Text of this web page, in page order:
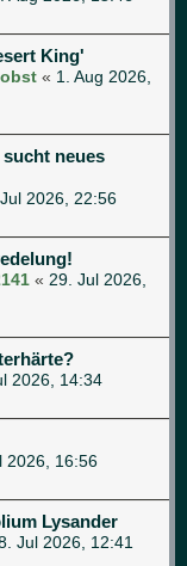
King'
« 1. Aug 2026,
neues
2026, 22:56
« 29. Jul 2026,
2026, 14:34
2026, 16:56
Lysander
Jul 2026, 12:41